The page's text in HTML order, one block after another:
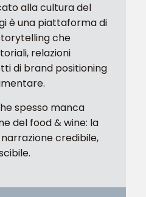
alla cultura del
è una piattaforma di
che
relazioni
di brand positioning
spesso manca
del food & wine: la
credibile,